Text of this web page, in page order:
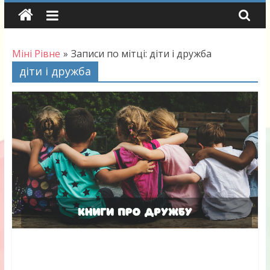
Skip
Міні Рівне » Записи по мітці: діти і дружба
діти і дружба